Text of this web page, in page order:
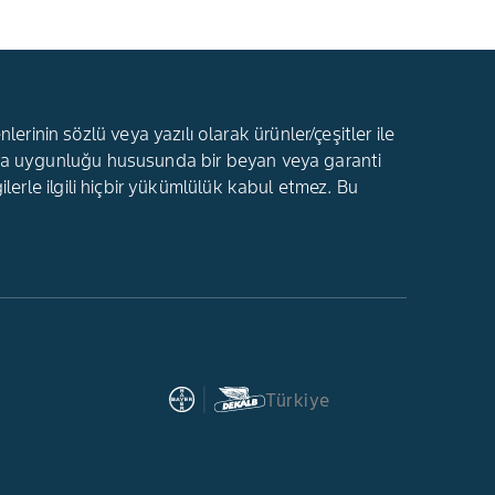
sözlü veya yazılı olarak ürünler/çeşitler ile
uygunluğu hususunda bir beyan veya garanti
ilgili hiçbir yükümlülük kabul etmez. Bu
Türkiye